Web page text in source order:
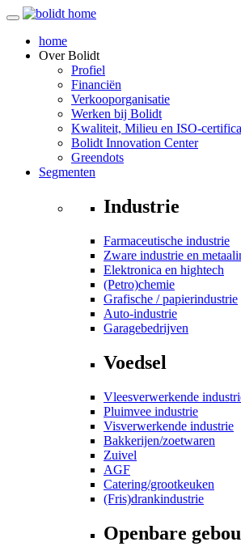
home
OverBolidt
Profiel
Financiën
Verkooporganisatie
Werken bij Bolidt
Kwaliteit, Milieu en ISO-
Bolidt Innovation Center
Greendots
Segmenten
Industrie
Farmaceutische industrie
Zware industrie en
Elektronica en hightech
(Petro)chemie
Grafische / papierindustrie
Auto-industrie
Garagebedrijven
Voedsel
Vleesverwerkende
Pluimvee industrie
Visverwerkende industrie
Bakkerijen/zoetwaren
Zuivel
AGF
Catering/grootkeuken
(Fris)drankindustrie
Openbare